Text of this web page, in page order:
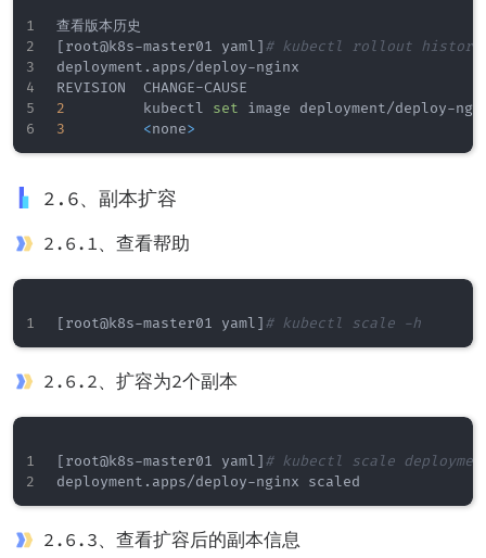
[root@k8s-master01 yaml] # kubectl rollout history
deployment.apps/deploy-nginx
2
         kubectl
set image deployment/deploy-
3
<none>
2.6、副本扩容
2.6.1、查看帮助
[root@k8s-master01 yaml] # kubectl scale -h
2.6.2、扩容为2个副本
[root@k8s-master01 yaml] # kubectl scale
2.6.3、查看扩容后的副本信息